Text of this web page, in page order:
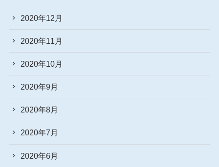
2020年12月
2020年11月
2020年10月
2020年9月
2020年8月
2020年7月
2020年6月